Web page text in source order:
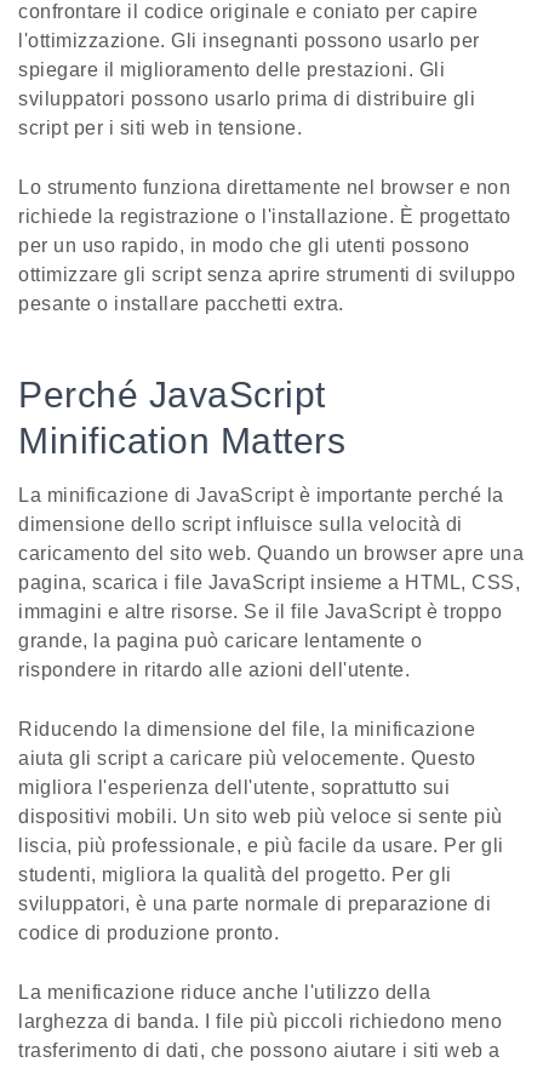
confrontare il codice originale e coniato per capire
l'ottimizzazione. Gli insegnanti possono usarlo per
spiegare il miglioramento delle prestazioni. Gli
sviluppatori possono usarlo prima di distribuire gli
script per i siti web in tensione.
Lo strumento funziona direttamente nel browser e non
richiede la registrazione o l'installazione. È progettato
per un uso rapido, in modo che gli utenti possono
ottimizzare gli script senza aprire strumenti di sviluppo
pesante o installare pacchetti extra.
Perché JavaScript
Minification Matters
La minificazione di JavaScript è importante perché la
dimensione dello script influisce sulla velocità di
caricamento del sito web. Quando un browser apre una
pagina, scarica i file JavaScript insieme a HTML, CSS,
immagini e altre risorse. Se il file JavaScript è troppo
grande, la pagina può caricare lentamente o
rispondere in ritardo alle azioni dell'utente.
Riducendo la dimensione del file, la minificazione
aiuta gli script a caricare più velocemente. Questo
migliora l'esperienza dell'utente, soprattutto sui
dispositivi mobili. Un sito web più veloce si sente più
liscia, più professionale, e più facile da usare. Per gli
studenti, migliora la qualità del progetto. Per gli
sviluppatori, è una parte normale di preparazione di
codice di produzione pronto.
La menificazione riduce anche l'utilizzo della
larghezza di banda. I file più piccoli richiedono meno
trasferimento di dati, che possono aiutare i siti web a